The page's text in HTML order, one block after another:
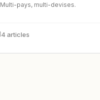
Multi-pays, multi-devises.
4 articles